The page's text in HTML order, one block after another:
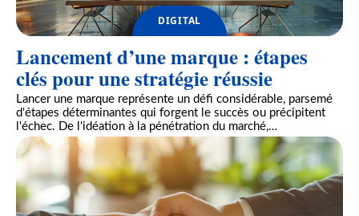
DIGITAL
Lancement d’une marque : étapes
clés pour une stratégie réussie
Lancer une marque représente un défi considérable, parsemé
d'étapes déterminantes qui forgent le succès ou précipitent
l'échec. De l'idéation à la pénétration du marché,…